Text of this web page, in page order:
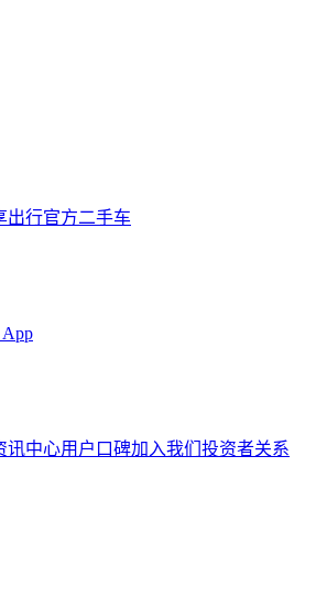
出行官方二手车
讯中心用户口碑加入我们 投资者关系